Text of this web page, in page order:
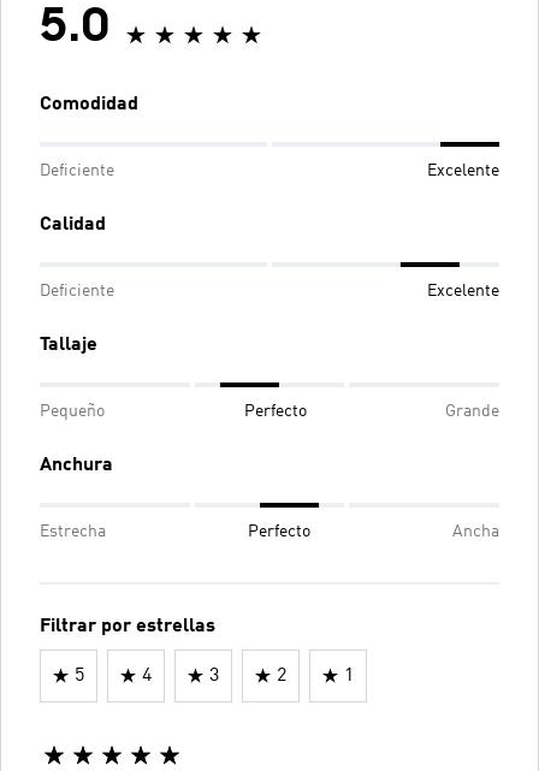
5.0
Comodidad
Deficiente Excelente
Calidad
Deficiente Excelente
Tallaje
Pequeño Perfecto Grande
Anchura
Estrecha Perfecto Ancha
Filtrar por estrellas
5 4 3 2 1